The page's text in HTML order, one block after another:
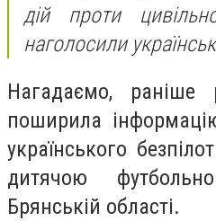
дій проти
наголосили
Нагадаємо, раніше
поширила
українського
дитячою
Брянській області.